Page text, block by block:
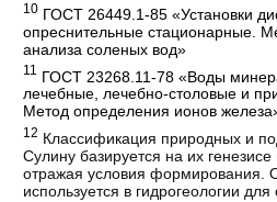
10 ГОСТ 26449.1-85 «Установки
опреснительные стационарные.
анализа соленых вод»
11 ГОСТ 23268.11-78 «Воды
лечебные, лечебно-столовые и
Метод определения ионов
12 Классификация природных и
Сулину базируется на их
отражая условия формирования.
используется в гидрогеологии